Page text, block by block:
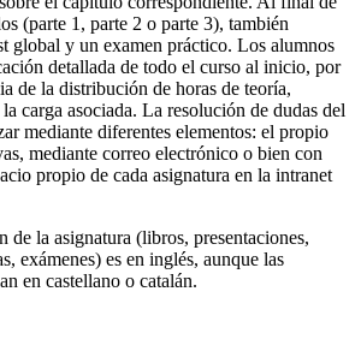
(parte 1, parte 2 o parte 3), también
global y un examen práctico. Los alumnos
detallada de todo el curso al inicio, por
de la distribución de horas de teoría,
carga asociada. La resolución de dudas del
mediante diferentes elementos: el propio
mediante correo electrónico o bien con
propio de cada asignatura en la intranet
de la asignatura (libros, presentaciones,
exámenes) es en inglés, aunque las
en castellano o catalán.